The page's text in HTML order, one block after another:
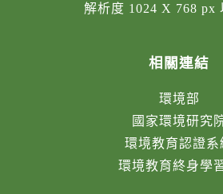
解析度 1024 X 768 px
相關連結
環境部
國家環境研究
環境教育認證系
環境教育終身學